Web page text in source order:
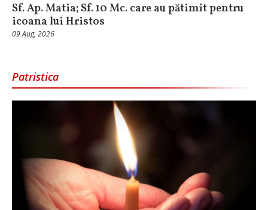
Sf. Ap. Matia; Sf. 10 Mc. care au pătimit pentru
icoana lui Hristos
09 Aug, 2026
Patristica